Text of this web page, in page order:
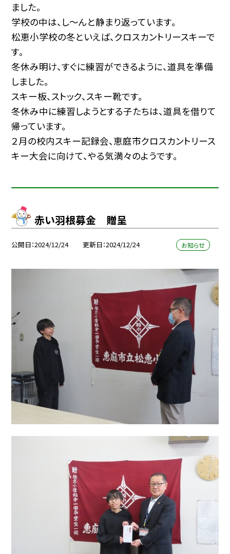
ました。
学校の中は、し～んと静まり返っています。
松恵小学校の冬といえば、クロスカントリースキーで
す。
冬休み明け、すぐに練習ができるように、道具を準備
しました。
スキー板、ストック、スキー靴です。
冬休み中に練習しようとする子たちは、道具を借りて
帰っています。
２月の校内スキー記録会、恵庭市クロスカントリース
キー大会に向けて、やる気満々のようです。
赤い羽根募金 贈呈
公開日 2024/12/24 更新日 2024/12/24 お知らせ